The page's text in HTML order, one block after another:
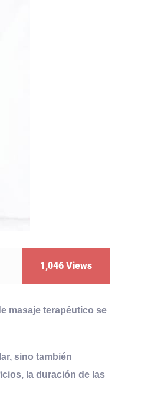
1,046 Views
masaje terapéutico se
sino también
la duración de las